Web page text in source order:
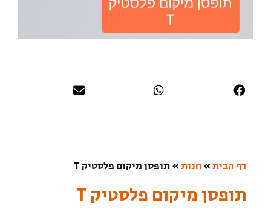
דף הבית»חנות»תופסן מיקום פלסטיק T
תופסן מיקום פלסטיק T